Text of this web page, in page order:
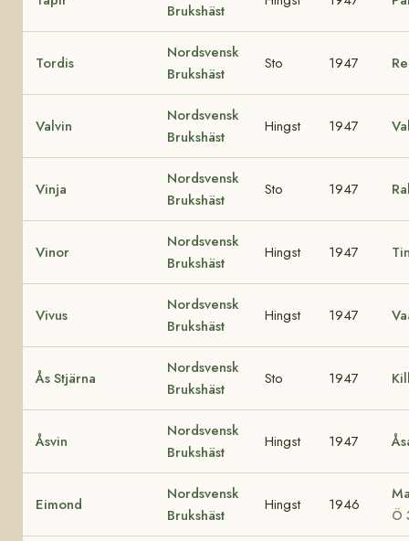
Brukshäst
Tordis
Nordsvensk
Brukshäst
Sto 1947
Valvin
Nordsvensk
Brukshäst
Hingst 1947
Vinja
Nordsvensk
Brukshäst
Sto 1947
Vinor
Nordsvensk
Brukshäst
Hingst 1947
Vivus
Nordsvensk
Brukshäst
Hingst 1947
Ås Stjärna
Nordsvensk
Brukshäst
Sto 1947
Åsvin
Nordsvensk
Brukshäst
Hingst 1947
Eimond
Nordsvensk
Brukshäst
Hingst 1946
Ö